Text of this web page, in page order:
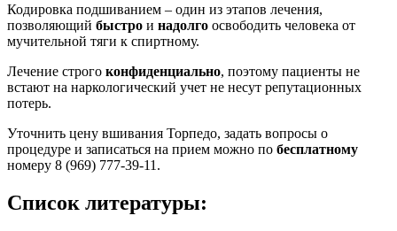
Кодировка подшиванием – один из этапов лечения,
позволяющий быстро и надолго освободить человека от
мучительной тяги к спиртному.
Лечение строго конфиденциально, поэтому пациенты не
встают на наркологический учет не несут репутационных
потерь.
Уточнить цену вшивания Торпедо, задать вопросы о
процедуре и записаться на прием можно по бесплатному
номеру 8 (969) 777-39-11.
Список литературы: